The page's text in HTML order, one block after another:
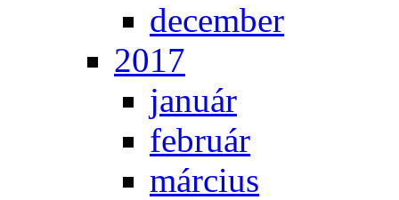
de­cem­ber
2017
ja­nu­ár
feb­ru­ár
már­ci­us